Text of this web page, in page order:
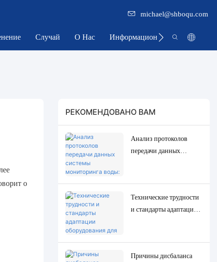
michael@shboqu.com
Случай О Нас Информационный Центр
о
РЕКОМЕНДОВАНО ВАМ
Анализ протоколов
передачи данных
MQTT. Решения для
адаптации и отладки.
Технические трудности
и стандарты адаптации
низкоконцентрированн
ых следовых параметров
Причины дисбаланса